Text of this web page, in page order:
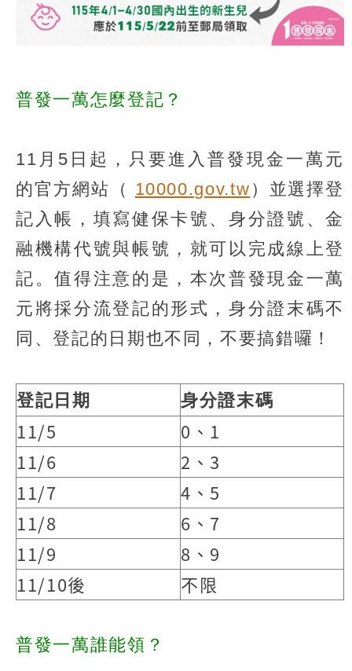
普發一萬怎麼登記？
11月5日起，只要進入普發現金一萬元
的官方網站（ 10000.gov.tw ）並選擇登
記入帳，填寫健保卡號、身分證號、金
融機構代號與帳號，就可以完成線上登
記。值得注意的是，本次普發現金一萬
元將採分流登記的形式，身分證末碼不
同、登記的日期也不同，不要搞錯囉！
登記日期 身分證末碼
11/5
0、1
11/6
2、3
11/7
4、5
11/8
6、7
11/9
8、9
11/10後
不限
普發一萬誰能領？